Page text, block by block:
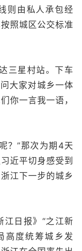
则由私人承包经
照城区公交标准
三星村站。下车
大家对城乡一体
你一言我一语，
？”那次为期4天
近平切身感受到
江下一步的城乡
江日报》“之江新
高度统筹城乡发